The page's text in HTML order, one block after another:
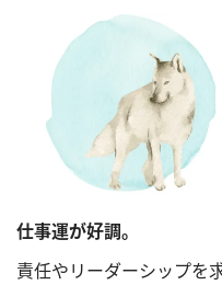
仕事運が好調。
責任やリーダーシップを